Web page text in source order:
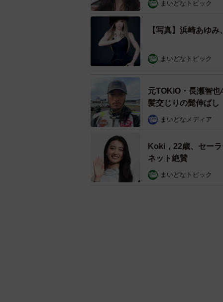
まいどなトピック
【写真】浜崎あゆ
まいどなトピック
元TOKIO・長瀬智
髪交じりの髭伸ば
まいどなメディア
Koki，22歳、セー
ネット絶賛
まいどなトピック